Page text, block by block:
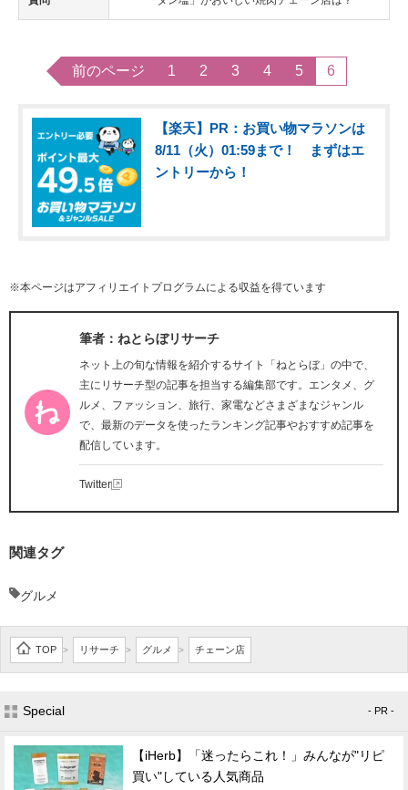
前のページ 1 2 3 4 5 6
【楽天】PR：お買い物マラソンは
8/11（火）01:59まで！ まずはエ
ントリーから！
※本ページはアフィリエイトプログラムによる収益を得ています
筆者：ねとらぼリサーチ
ネット上の旬な情報を紹介するサイト「ねとらぼ」の中で、
主にリサーチ型の記事を担当する編集部です。エンタメ、グ
ルメ、ファッション、旅行、家電などさまざまなジャンル
で、最新のデータを使ったランキング記事やおすすめ記事を
配信しています。
Twitter
関連タグ
グルメ
TOP > リサーチ > グルメ > チェーン店
Special - PR -
【iHerb】「迷ったらこれ！」みんなが"リピ
買い"している人気商品